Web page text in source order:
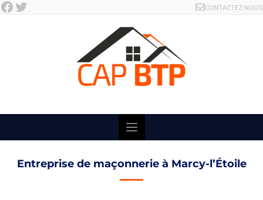
Skip
Facebook Twitter CONTACTEZ-NOUS
Entreprise de maçonnerie à Marcy-l’Étoile